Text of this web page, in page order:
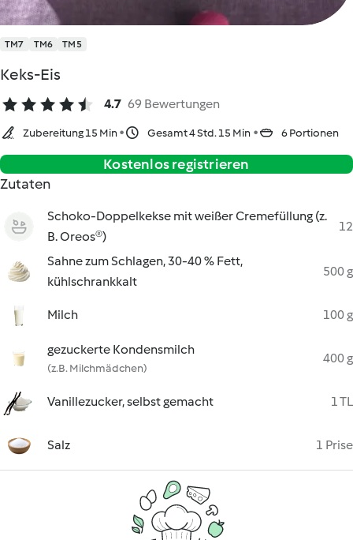
TM7 TM6 TM5
Keks-Eis
4.7 69 Bewertungen
Zubereitung 15 Min Gesamt 4 Std. 15 Min 6 Portionen
Kostenlos registrieren
Zutaten
Schoko-Doppelkekse mit weißer Cremefüllung (z.
B. Oreos®)
12
Sahne zum Schlagen, 30-40 % Fett,
kühlschrankkalt
500 g
Milch 100 g
gezuckerte Kondensmilch
(z.B. Milchmädchen)
400 g
Vanillezucker, selbst gemacht 1 TL
Salz 1 Prise